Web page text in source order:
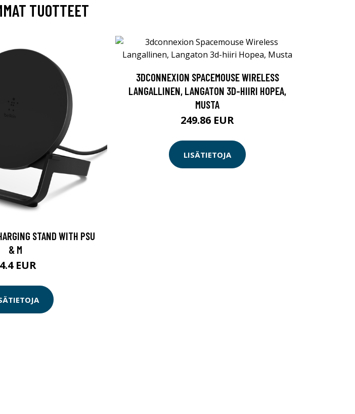
TUOTTEET
STAND WITH PSU
& M
EUR
3DCONNEXION SPACEMOUSE WIRELESS
LANGALLINEN, LANGATON 3D-HIIRI HOPEA,
MUSTA
249.86 EUR
LISÄTIETOJA